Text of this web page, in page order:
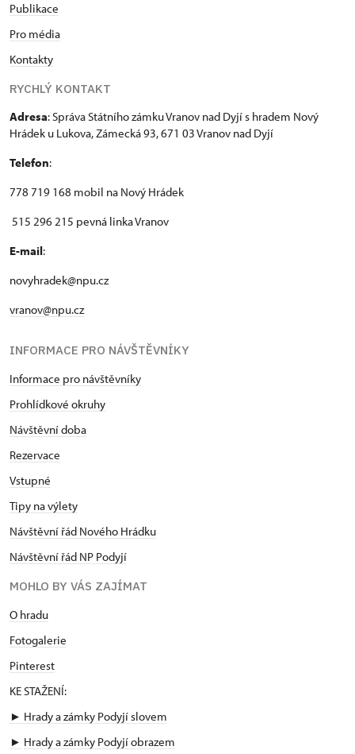
Publikace
Pro média
Kontakty
RYCHLÝ KONTAKT
Adresa: Správa Státního zámku Vranov nad Dyjí s hradem Nový
Hrádek u Lukova, Zámecká 93, 671 03 Vranov nad Dyjí
Telefon:
778 719 168 mobil na Nový Hrádek
515 296 215 pevná linka Vranov
E-mail:
novyhradek@npu.cz
vranov@npu.cz
INFORMACE PRO NÁVŠTĚVNÍKY
Informace pro návštěvníky
Prohlídkové okruhy
Návštěvní doba
Rezervace
Vstupné
Tipy na výlety
Návštěvní řád Nového Hrádku
Návštěvní řád NP Podyjí
MOHLO BY VÁS ZAJÍMAT
O hradu
Fotogalerie
Pinterest
KE STAŽENÍ:
► Hrady a zámky Podyjí slovem
► Hrady a zámky Podyjí obrazem